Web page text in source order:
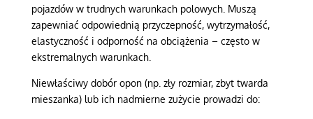
pojazdów w trudnych warunkach polowych. Muszą
zapewniać odpowiednią przyczepność, wytrzymałość,
elastyczność i odporność na obciążenia – często w
ekstremalnych warunkach.
Niewłaściwy dobór opon (np. zły rozmiar, zbyt twarda
mieszanka) lub ich nadmierne zużycie prowadzi do: